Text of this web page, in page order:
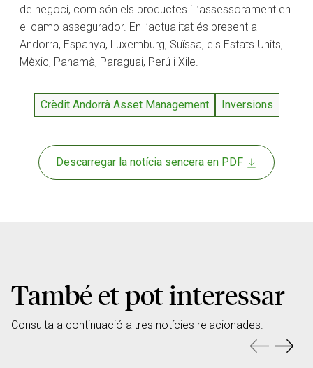
de negoci, com són els productes i l’assessorament en
el camp assegurador. En l’actualitat és present a
Andorra, Espanya, Luxemburg, Suïssa, els Estats Units,
Mèxic, Panamà, Paraguai, Perú i Xile.
Crèdit Andorrà Asset Management Inversions
Descarregar la notícia sencera en PDF
També et pot interessar
Consulta a continuació altres notícies relacionades.